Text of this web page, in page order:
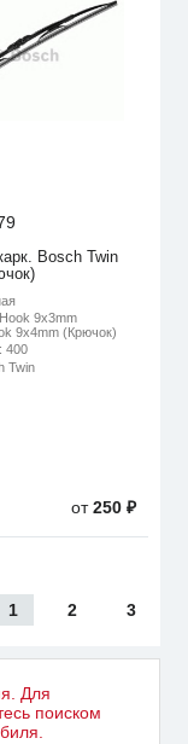
Bosch Twin
9x3mm
9x4mm (Крючок)
: 400
Twin
от250 ₽
1 2 3
Для
поиском